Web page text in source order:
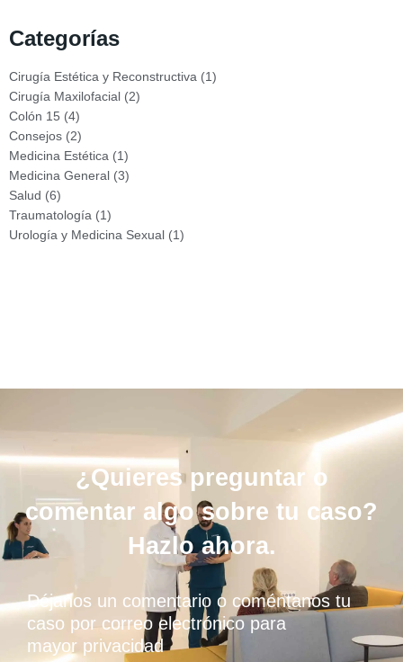
Categorías
Cirugía Estética y Reconstructiva (1)
Cirugía Maxilofacial (2)
Colón 15 (4)
Consejos (2)
Medicina Estética (1)
Medicina General (3)
Salud (6)
Traumatología (1)
Urología y Medicina Sexual (1)
¿Quieres preguntar o
comentar algo sobre tu caso?
Hazlo ahora.
Déjanos un comentario o coméntanos tu
caso por correo electrónico para
mayor privacidad